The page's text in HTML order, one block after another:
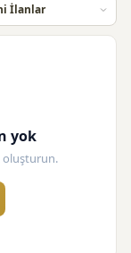
yok
oluşturun.